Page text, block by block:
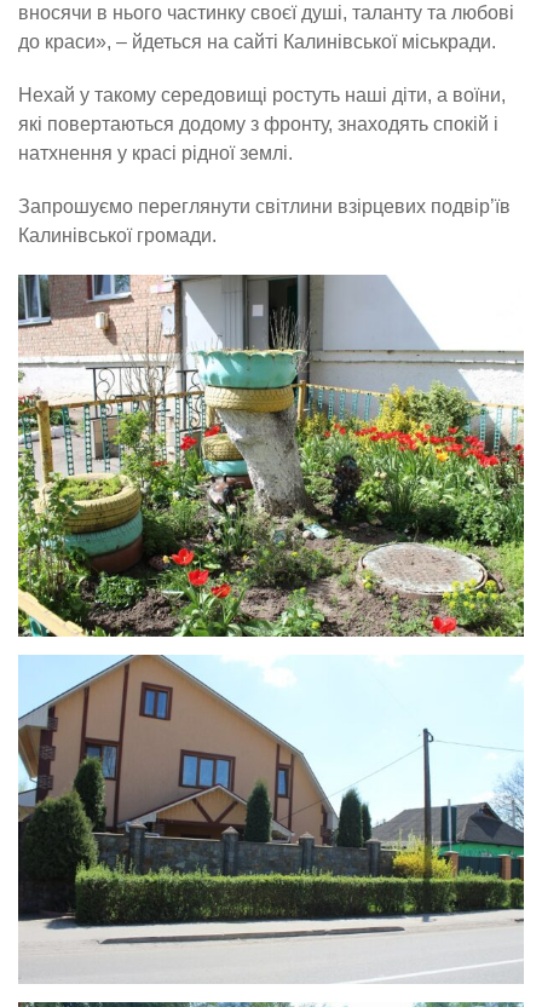
вносячи в нього частинку своєї душі, таланту та любові
до краси», – йдеться на сайті Калинівської міськради.
Нехай у такому середовищі ростуть наші діти, а воїни,
які повертаються додому з фронту, знаходять спокій і
натхнення у красі рідної землі.
Запрошуємо переглянути світлини взірцевих подвір’їв
Калинівської громади.